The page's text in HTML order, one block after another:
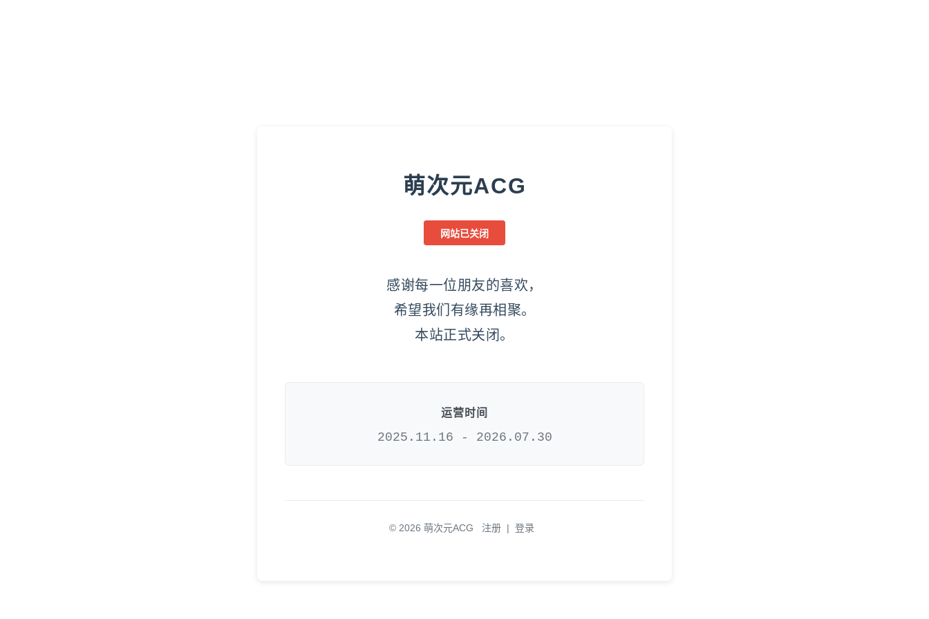
萌次元ACG
网站已关闭
感谢每一位朋友的喜欢，
希望我们有缘再相聚。
本站正式关闭。
运营时间
2025.11.16 - 2026.07.30
© 2026 萌次元ACG 注册 | 登录